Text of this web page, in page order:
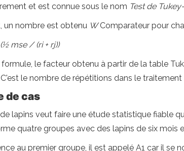
et est connue sous le nom Test de
un nombre est obtenu WComparateur pour
(½ mse / (ri + rj))
le facteur obtenu à partir de la table
C'est le nombre de répétitions dans le traitement
de cas
lapins veut faire une étude statistique fiable
quatre groupes avec des lapins de six
au premier groupe, il est appelé A1 car il se